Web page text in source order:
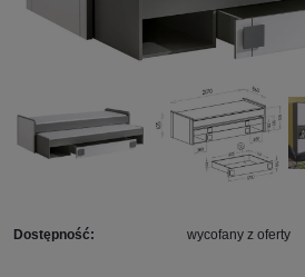
Dostępność: wycofany z oferty